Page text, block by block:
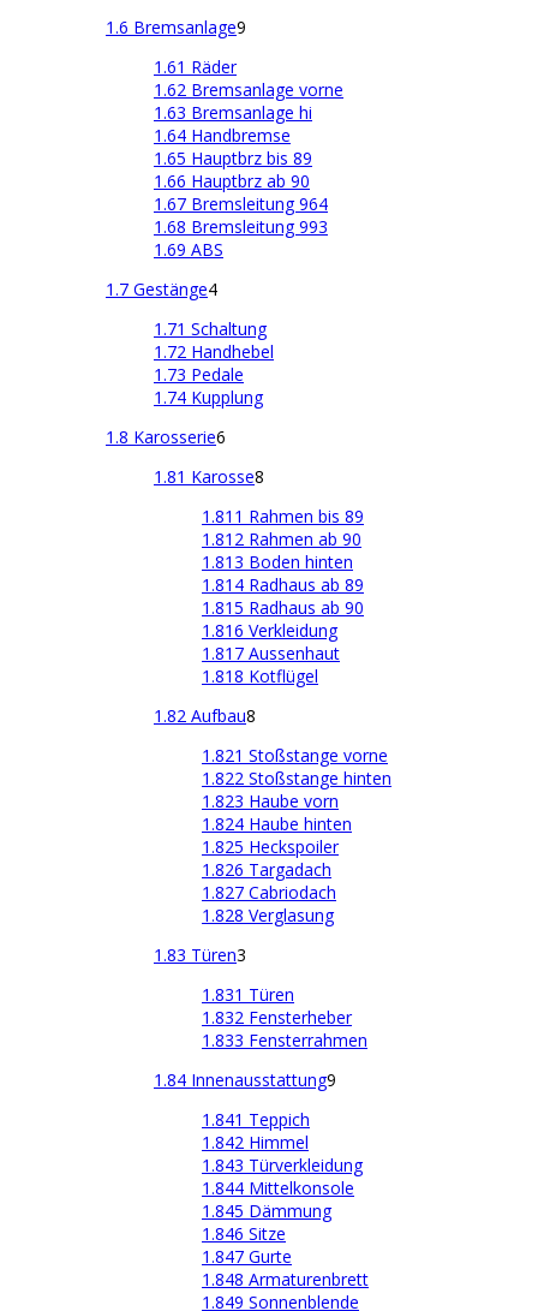
1.6 Bremsanlage9
1.61 Räder
1.62 Bremsanlage vorne
1.63 Bremsanlage hi
1.64 Handbremse
1.65 Hauptbrz bis 89
1.66 Hauptbrz ab 90
1.67 Bremsleitung 964
1.68 Bremsleitung 993
1.69 ABS
1.7 Gestänge4
1.71 Schaltung
1.72 Handhebel
1.73 Pedale
1.74 Kupplung
1.8 Karosserie6
1.81 Karosse8
1.811 Rahmen bis 89
1.812 Rahmen ab 90
1.813 Boden hinten
1.814 Radhaus ab 89
1.815 Radhaus ab 90
1.816 Verkleidung
1.817 Aussenhaut
1.818 Kotflügel
1.82 Aufbau8
1.821 Stoßstange vorne
1.822 Stoßstange hinten
1.823 Haube vorn
1.824 Haube hinten
1.825 Heckspoiler
1.826 Targadach
1.827 Cabriodach
1.828 Verglasung
1.83 Türen3
1.831 Türen
1.832 Fensterheber
1.833 Fensterrahmen
1.84 Innenausstattung9
1.841 Teppich
1.842 Himmel
1.843 Türverkleidung
1.844 Mittelkonsole
1.845 Dämmung
1.846 Sitze
1.847 Gurte
1.848 Armaturenbrett
1.849 Sonnenblende